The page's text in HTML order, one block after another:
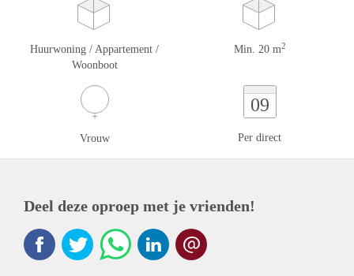
Huurwoning / Appartement /
Woonboot
Min. 20 m2
Vrouw
09
Per direct
Deel deze oproep met je vrienden!